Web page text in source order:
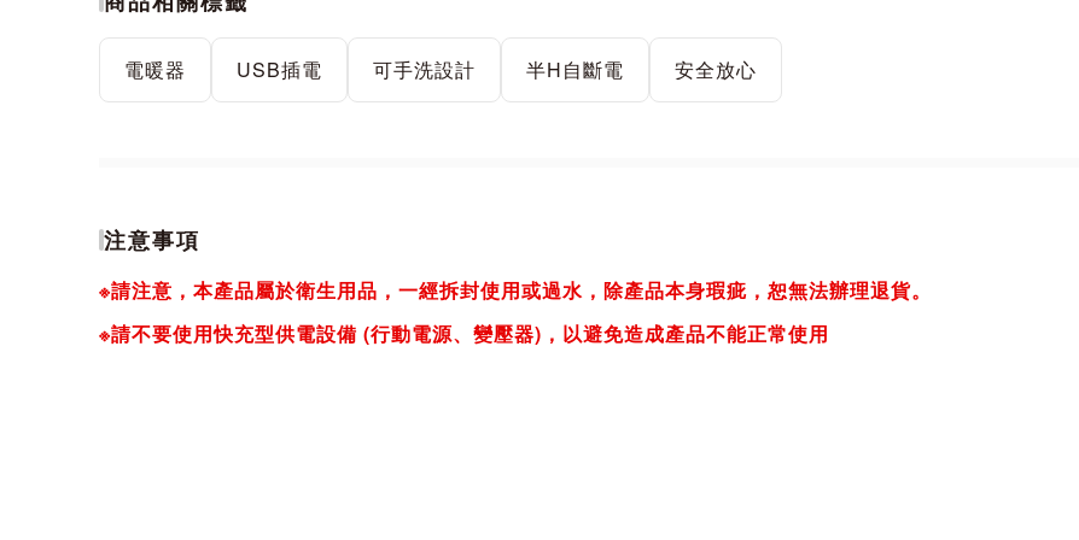
電暖器 USB插電 可手洗設計 半H自斷電 安全放心
注意事項
※請注意，本產品屬於衛生用品，一經拆封使用或過水，除產品本身瑕疵，恕無法辦理退貨。
※請不要使用快充型供電設備 (行動電源、變壓器)，以避免造成產品不能正常使用